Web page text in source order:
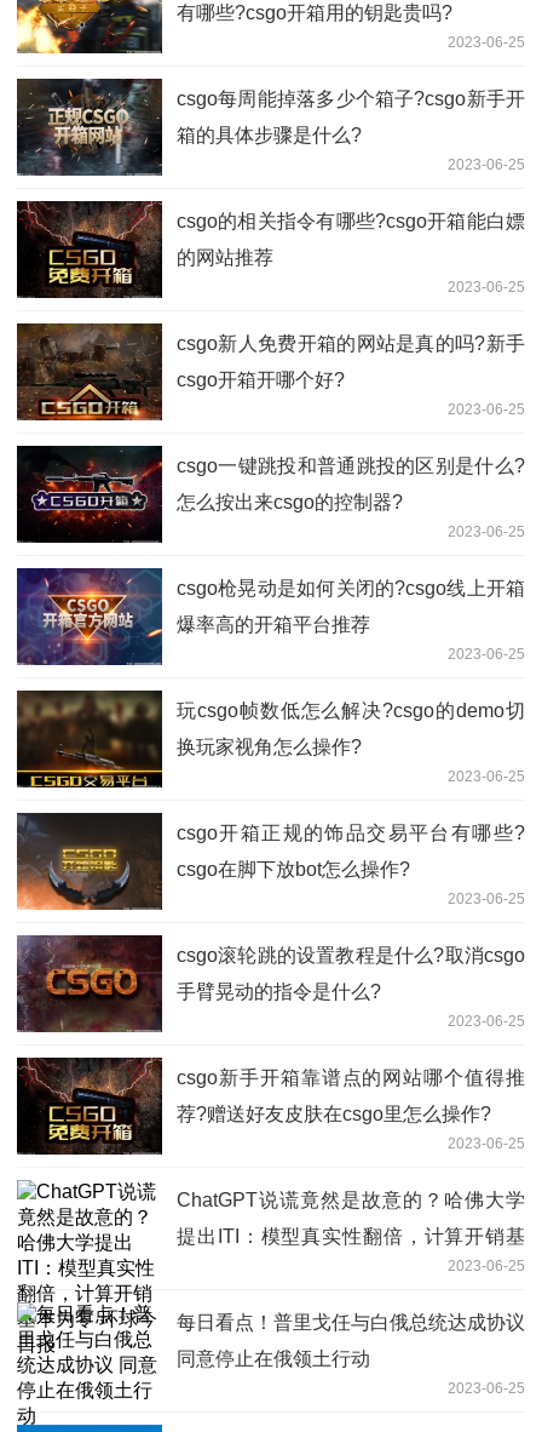
有哪些?csgo开箱用的钥匙贵吗?
2023-06-25
csgo每周能掉落多少个箱子?csgo新手开
箱的具体步骤是什么?
2023-06-25
csgo的相关指令有哪些?csgo开箱能白嫖
的网站推荐
2023-06-25
csgo新人免费开箱的网站是真的吗?新手
csgo开箱开哪个好?
2023-06-25
csgo一键跳投和普通跳投的区别是什么?
怎么按出来csgo的控制器?
2023-06-25
csgo枪晃动是如何关闭的?csgo线上开箱
爆率高的开箱平台推荐
2023-06-25
玩csgo帧数低怎么解决?csgo的demo切
换玩家视角怎么操作?
2023-06-25
csgo开箱正规的饰品交易平台有哪些?
csgo在脚下放bot怎么操作?
2023-06-25
csgo滚轮跳的设置教程是什么?取消csgo
手臂晃动的指令是什么?
2023-06-25
csgo新手开箱靠谱点的网站哪个值得推
荐?赠送好友皮肤在csgo里怎么操作?
2023-06-25
ChatGPT说谎竟然是故意的？哈佛大学
提出ITI：模型真实性翻倍，计算开销基
2023-06-25
每日看点！普里戈任与白俄总统达成协议
同意停止在俄领土行动
2023-06-25